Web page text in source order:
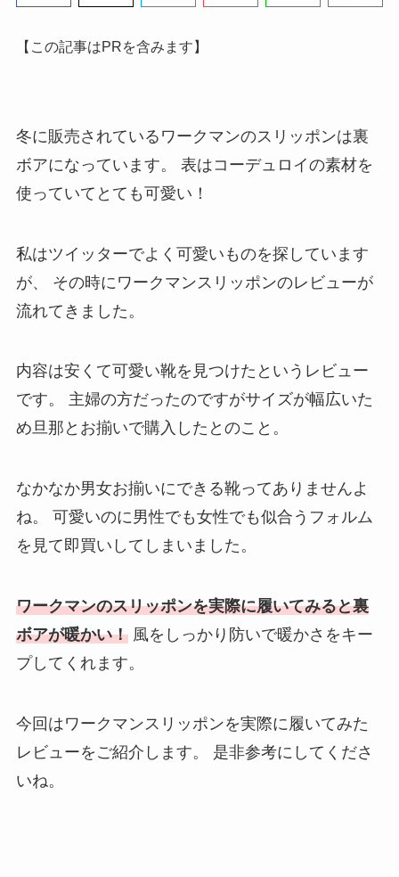
【この記事はPRを含みます】
冬に販売されているワークマンのスリッポンは裏
ボアになっています。
表はコーデュロイの素材を
使っていてとても可愛い！
私はツイッターでよく可愛いものを探しています
が、
その時にワークマンスリッポンのレビューが
流れてきました。
内容は安くて可愛い靴を見つけたというレビュー
です。
主婦の方だったのですがサイズが幅広いた
め旦那とお揃いで購入したとのこと。
なかなか男女お揃いにできる靴ってありませんよ
ね。
可愛いのに男性でも女性でも似合うフォルム
を見て即買いしてしまいました。
ワークマンのスリッポンを実際に履いてみると裏
ボアが暖かい！風をしっかり防いで暖かさをキー
プしてくれます。
今回はワークマンスリッポンを実際に履いてみた
レビューをご紹介します。
是非参考にしてくださ
いね。